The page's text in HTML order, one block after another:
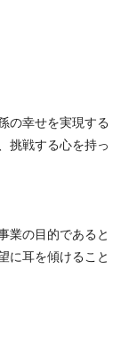
の幸せを実現する
挑戦する心を持っ
業の目的であると
に耳を傾けること